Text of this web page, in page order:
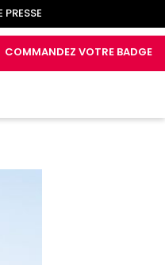
PRESSE
COMMANDEZ VOTRE BADGE